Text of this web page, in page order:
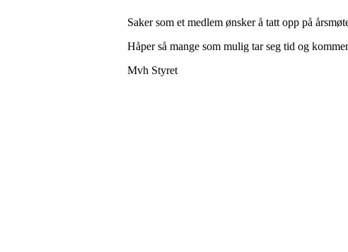
Saker som et medlem ønsker å tatt opp på
Håper så mange som mulig tar seg tid og
Mvh Styret